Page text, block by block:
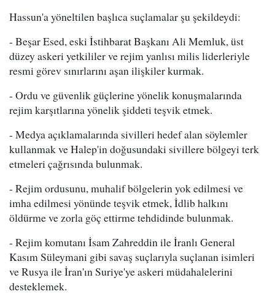
Hassun'a yöneltilen başlıca suçlamalar şu şekildeydi:
- Beşar Esed, eski İstihbarat Başkanı Ali Memluk, üst
düzey askeri yetkililer ve rejim yanlısı milis liderleriyle
resmi görev sınırlarını aşan ilişkiler kurmak.
- Ordu ve güvenlik güçlerine yönelik konuşmalarında
rejim karşıtlarına yönelik şiddeti teşvik etmek.
- Medya açıklamalarında sivilleri hedef alan söylemler
kullanmak ve Halep'in doğusundaki sivillere bölgeyi terk
etmeleri çağrısında bulunmak.
- Rejim ordusunu, muhalif bölgelerin yok edilmesi ve
imha edilmesi yönünde teşvik etmek, İdlib halkını
öldürme ve zorla göç ettirme tehdidinde bulunmak.
- Rejim komutanı İsam Zahreddin ile İranlı General
Kasım Süleymani gibi savaş suçlarıyla suçlanan isimleri
ve Rusya ile İran'ın Suriye'ye askeri müdahalelerini
desteklemek.